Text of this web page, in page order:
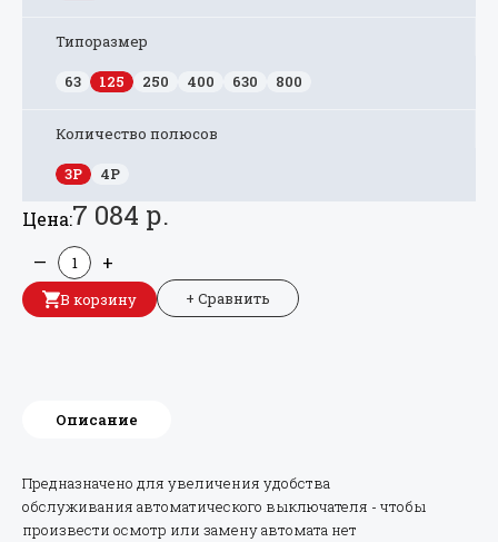
Типоразмер
63
125 250 400 630 800
Количество полюсов
3P
4P
Цена:7 084 р.
— +
В корзину + Сравнить
Описание
Предназначено для увеличения удобства
обслуживания автоматического выключателя - чтобы
произвести осмотр или замену автомата нет